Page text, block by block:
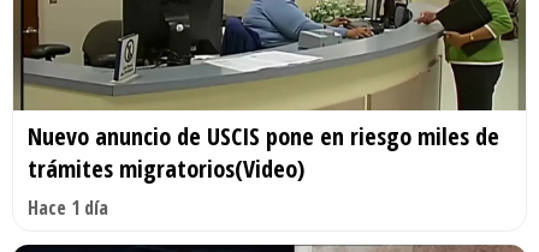
Nuevo anuncio de USCIS pone en riesgo miles de
trámites migratorios(Video)
Hace 1 día